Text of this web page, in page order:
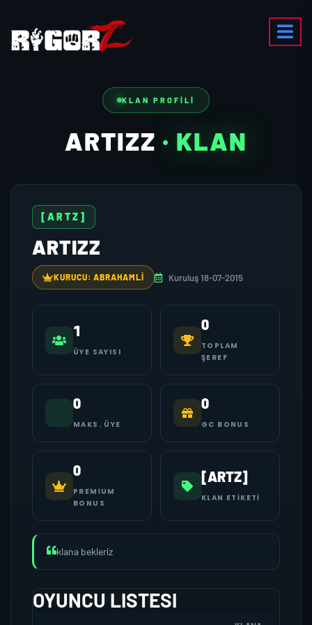
KLAN PROFILI
ARTIZZ · KLAN
[ARTZ]
ARTIZZ
KURUCU: ABRAHAMLI Kuruluş 18-07-2015
1
ÜYE SAYISI
0
TOPLAM
ŞEREF
0
MAKS. ÜYE
0
GC BONUS
0
PREMIUM
BONUS
[ARTZ]
KLAN ETIKETI
klana bekleriz
OYUNCU LISTESI